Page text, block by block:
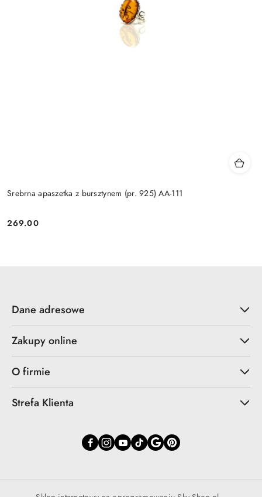
Srebrna apaszetka z bursztynem (pr. 925) AA-111
Cena:
269.00
Dane adresowe
Zakupy online
O firmie
Strefa Klienta